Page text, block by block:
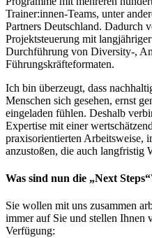
Trainer:innen-Teams, unter
Partners Deutschland. Dadurch
Projektsteuerung mit
Durchführung von Diversity-,
Führungskräfteformaten.
Ich bin überzeugt, dass
Menschen sich gesehen, ernst
eingeladen fühlen. Deshalb
Expertise mit einer
praxisorientierten Arbeitsweise,
anzustoßen, die auch langfristig
Was sind nun die „Next
Sie wollen mit uns zusammen
immer auf Sie und stellen Ihnen
Verfügung: